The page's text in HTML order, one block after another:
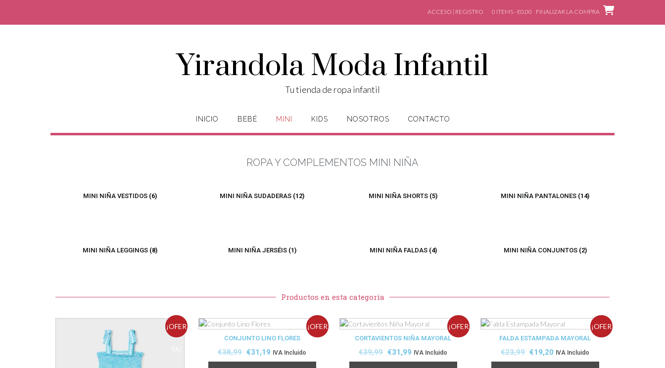
ACCESO | REGISTRO 0 ITEMS - €0,00 FINALIZAR LA COMPRA
Yirandola Moda Infantil
Tu tienda de ropa infantil
INICIO BEBÉ MINI KIDS NOSOTROS CONTACTO
ROPA Y COMPLEMENTOS MINI NIÑA
MINI NIÑA VESTIDOS (6) MINI NIÑA SUDADERAS (12) MINI NIÑA SHORTS (5) MINI NIÑA PANTALONES (14)
MINI NIÑA LEGGINGS (8) MINI NIÑA JERSÉIS (1) MINI NIÑA FALDAS (4) MINI NIÑA CONJUNTOS (2)
Productos en esta categoría
¡OFER ¡OFER
CONJUNTO LINO FLORES
€38,99 €31,19 IVA Incluido
¡OFER
CORTAVIENTOS NIÑA MAYORAL
€39,99 €31,99 IVA Incluido
¡OFER
FALDA ESTAMPADA MAYORAL
€23,99 €19,20 IVA Incluido